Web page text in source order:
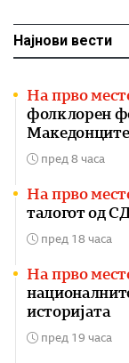
Најнови вести
На прво
фолклорен
Македонците
пред 8 часа
На прво
талогот од
пред 18 часа
На прво
историјата
пред 19 часа